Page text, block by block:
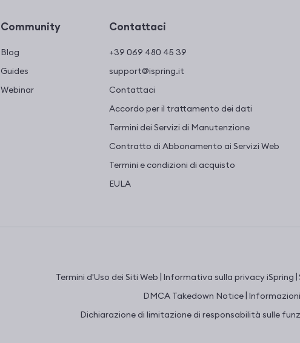
Community
Blog
Guides
Webinar
Contattaci
+39 069 480 45 39
support@ispring.it
Contattaci
Accordo per il trattamento dei dati
Termini dei Servizi di Manutenzione
Contratto di Abbonamento ai Servizi Web
Termini e condizioni di acquisto
EULA
Termini d'Uso dei Siti Web | Informativa sulla privacy iSpring |
DMCA Takedown Notice|
Dichiarazione di limitazione di responsabilità sulle